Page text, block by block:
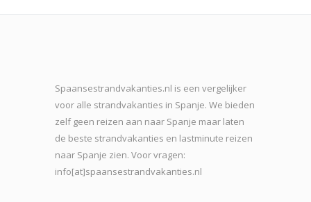
Spaansestrandvakanties.nl is een vergelijker
voor alle strandvakanties in Spanje. We bieden
zelf geen reizen aan naar Spanje maar laten
de beste strandvakanties en lastminute reizen
naar Spanje zien. Voor vragen:
info[at]spaansestrandvakanties.nl